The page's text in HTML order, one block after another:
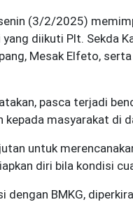
(3/2/2025)
diikuti Plt. Sekda
Mesak Elfeto,
pasca terjadi
kepada masyarakat di
untuk
diri bila kondisi
dengan BMKG,